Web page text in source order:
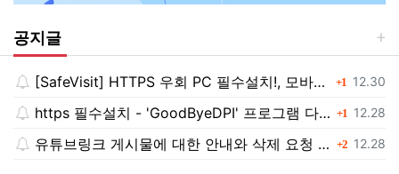
공지글
등록일
12.30
[SafeVisit] HTTPS 우회 PC 필수설치!, 모바일 최강속도 1댓글
등록일
12.28
https 필수설치 - 'GoodByeDPI' 프로그램 다운로드<< 1댓글
등록일
12.28
유튜브링크 게시물에 대한 안내와 삭제 요청 공지 2댓글